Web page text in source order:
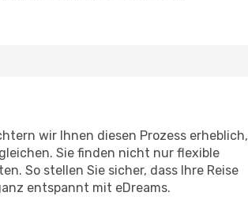
wir Ihnen diesen Prozess erheblich,
Sie finden nicht nur flexible
So stellen Sie sicher, dass Ihre Reise
entspannt mit eDreams.